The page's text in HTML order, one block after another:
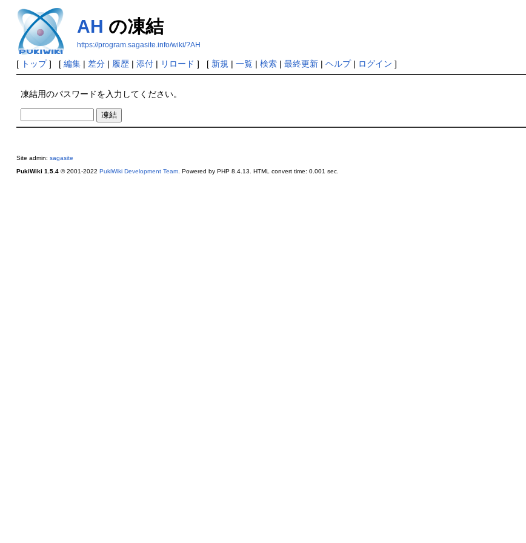
AH の凍結
https://program.sagasite.info/wiki/?AH
[ トップ] [ 編集| 差分| 履歴| 添付| リロード ] [ 新規 | 一覧| 検索| 最終更新| ヘルプ| ログイン ]
凍結用のパスワードを入力してください。
Site admin: sagasite
PukiWiki 1.5.4© 2001-2022 PukiWiki Development Team. Powered by PHP 8.4.13. HTML convert time: 0.001 sec.